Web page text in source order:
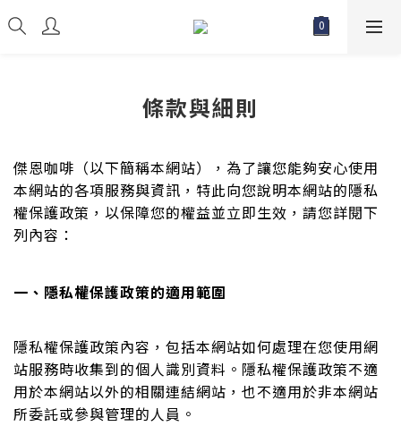
條款與細則
傑恩咖啡（以下簡稱本網站），為了讓您能夠安心使用
本網站的各項服務與資訊，特此向您說明本網站的隱私
權保護政策，以保障您的權益並立即生效，請您詳閱下
列內容：
一、隱私權保護政策的適用範圍
隱私權保護政策內容，包括本網站如何處理在您使用網
站服務時收集到的個人識別資料。隱私權保護政策不適
用於本網站以外的相關連結網站，也不適用於非本網站
所委託或參與管理的人員。